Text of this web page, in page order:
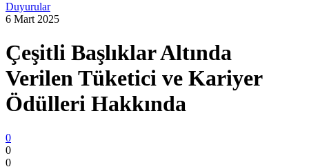
Duyurular
6 Mart 2025
Çeşitli Başlıklar Altında
Verilen Tüketici ve Kariyer
Ödülleri Hakkında
0
0
0